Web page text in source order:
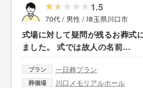
1.5
70代 / 男性 / 埼玉県川口市
式場に対して疑問が残るお葬式
ました。 式では故人の名前…
プラン 一日葬プラン
葬儀場 川口メモリアルホール